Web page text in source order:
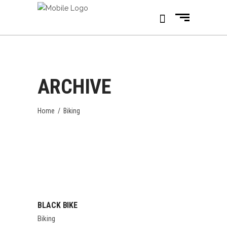
ARCHIVE
Home / Biking
BLACK BIKE
Biking